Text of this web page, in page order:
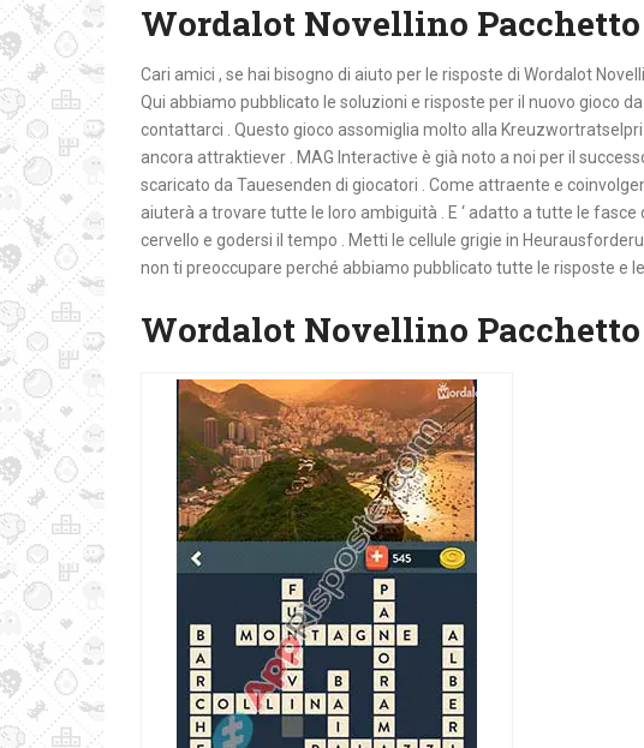
Wordalot Novellino
Cari amici , se hai bisogno di aiuto per le risposte di Wordalot
Qui abbiamo pubblicato le soluzioni e risposte per il nuovo gioco
contattarci . Questo gioco assomiglia molto alla
ancora attraktiever . MAG Interactive è già noto a noi per il
scaricato da Tauesenden di giocatori . Come attraente e
aiuterà a trovare tutte le loro ambiguità . E ‘ adatto a tutte le
cervello e godersi il tempo . Metti le cellule grigie in
non ti preoccupare perché abbiamo pubblicato tutte le risposte e le
Wordalot Novellino